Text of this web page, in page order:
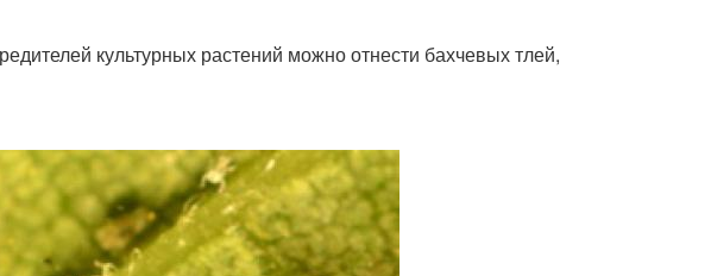
культурных растений можно отнести бахчевых тлей,